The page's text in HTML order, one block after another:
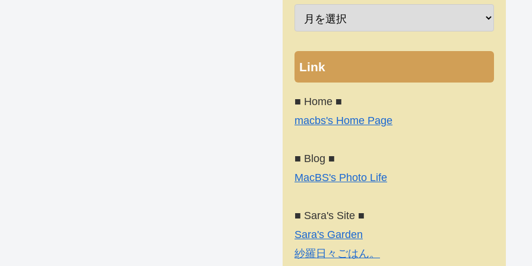
Link
■ Home ■
macbs's Home Page
■ Blog ■
MacBS's Photo Life
■ Sara's Site ■
Sara's Garden
紗羅日々ごはん。